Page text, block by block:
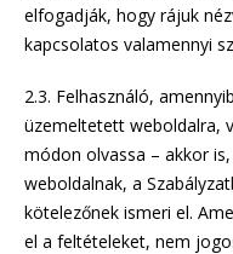
elfogadják, hogy rájuk
kapcsolatos valamennyi
2.3. Felhasználó,
üzemeltetett weboldalra,
módon olvassa – akkor
weboldalnak, a
kötelezőnek ismeri el.
el a feltételeket, nem